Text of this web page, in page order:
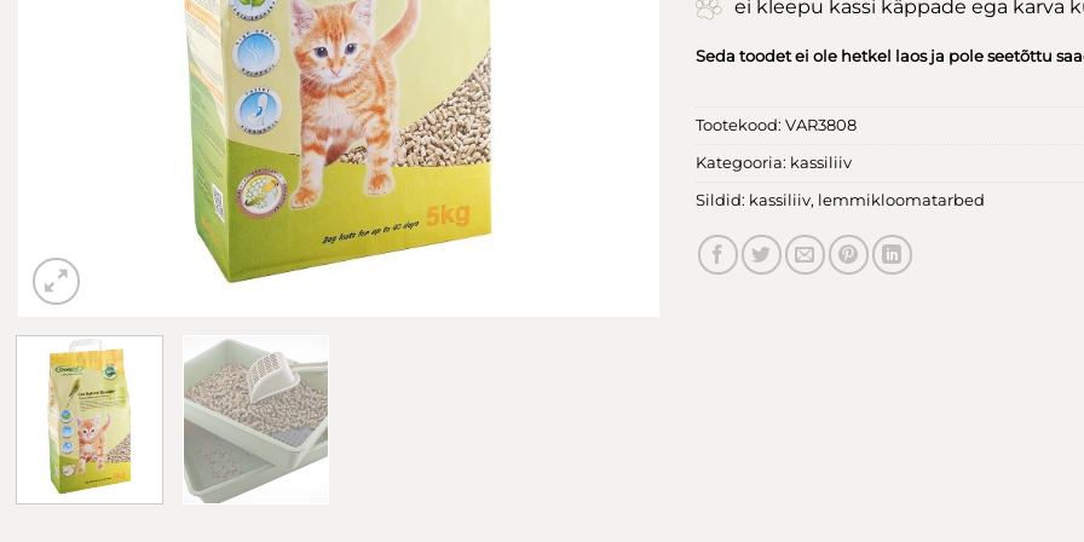
ei kleepu kassi käppade ega karva
Seda toodet ei ole hetkel laos ja pole seetõttu
Tootekood: VAR3808
Kategooria: kassiliiv
Sildid: kassiliiv, lemmikloomatarbed